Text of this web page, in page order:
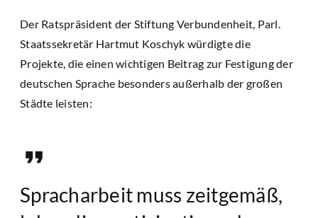
Der Ratspräsident der Stiftung Verbundenheit, Parl.
Staatssekretär Hartmut Koschyk würdigte die
Projekte, die einen wichtigen Beitrag zur Festigung der
deutschen Sprache besonders außerhalb der großen
Städte leisten:
Spracharbeit muss zeitgemäß,